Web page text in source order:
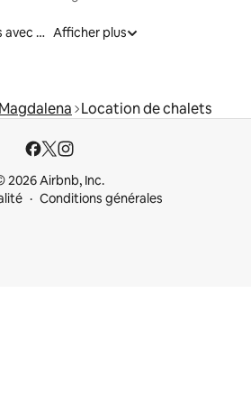
Locations de vacances avec piscine Afficher plus
Magdalena Location de chalets
2026 Airbnb, Inc.
Conditions générales